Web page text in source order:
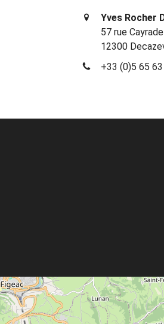
Yves Rocher
57 rue Cayrade
12300
+33 (0)5 65